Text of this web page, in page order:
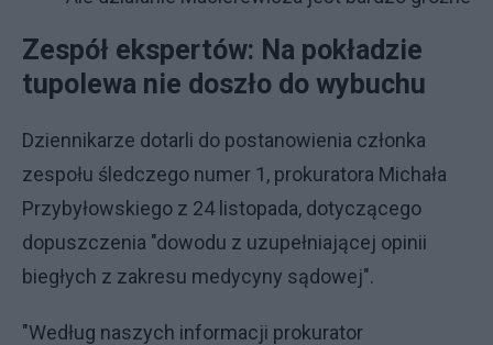
Zespół ekspertów: Na pokładzie
tupolewa nie doszło do wybuchu
Dziennikarze dotarli do postanowienia członka
zespołu śledczego numer 1, prokuratora Michała
Przybyłowskiego z 24 listopada, dotyczącego
dopuszczenia "dowodu z uzupełniającej opinii
biegłych z zakresu medycyny sądowej".
"Według naszych informacji prokurator